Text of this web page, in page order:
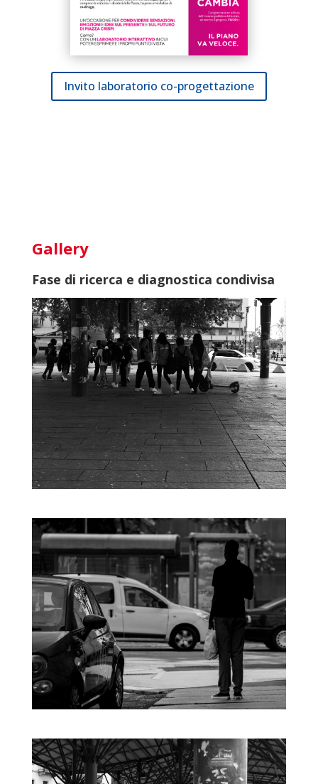
Invito laboratorio co-progettazione
Gallery
Fase di ricerca e diagnostica condivisa